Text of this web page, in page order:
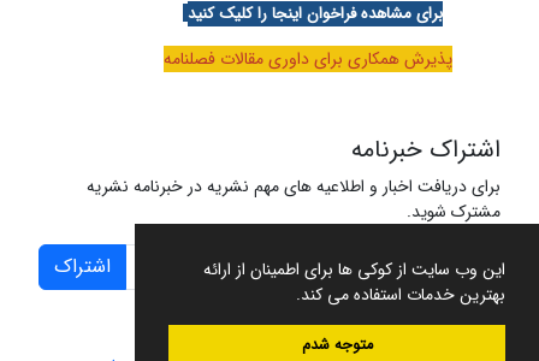
این وب سایت از کوکی ها برای اطمینان از ارائه
بهترین خدمات استفاده می کند.
متوجه شدم
برای مشاهده فراخوان اینجا را کلیک کنید
پذیرش همکاری برای داوری مقالات فصلنامه
اشتراک خبرنامه
برای دریافت اخبار و اطلاعیه های مهم نشریه در خبرنامه نشریه
مشترک شوید.
اشتراک